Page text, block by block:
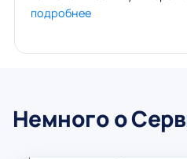
подробнее
Немного о